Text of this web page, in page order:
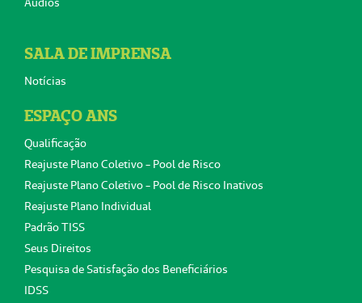
SALA DE IMPRENSA
Notícias
ESPAÇO ANS
Qualificação
Reajuste Plano Coletivo - Pool de Risco
Reajuste Plano Coletivo - Pool de Risco Inativos
Reajuste Plano Individual
Padrão TISS
Seus Direitos
Pesquisa de Satisfação dos Beneficiários
IDSS